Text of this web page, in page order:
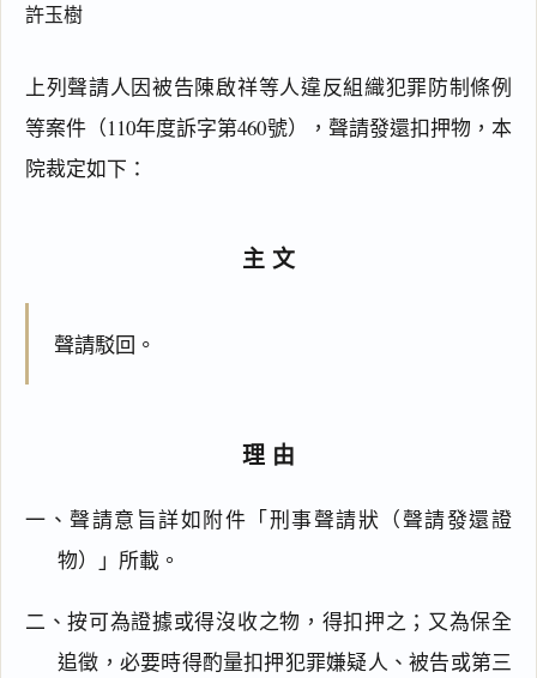
許玉樹
上列聲請人因被告陳啟祥等人違反組織犯罪防制條例
等案件（110年度訴字第460號），聲請發還扣押物，本
院裁定如下：
主文
聲請駁回。
理由
一、聲請意旨詳如附件「刑事聲請狀（聲請發還證
物）」所載。
二、按可為證據或得沒收之物，得扣押之；又為保全
追徵，必要時得酌量扣押犯罪嫌疑人、被告或第三